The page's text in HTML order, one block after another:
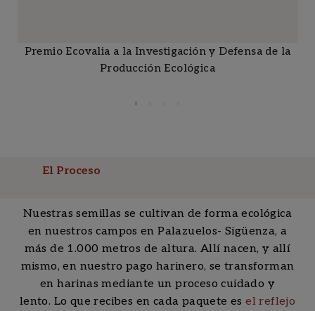
Premio Ecovalia a la Investigación y Defensa de la
Producción Ecológica
El Proceso
Nuestras semillas se cultivan de forma ecológica
en nuestros campos en Palazuelos- Sigüenza, a
más de 1.000 metros de altura. Allí nacen, y allí
mismo, en nuestro pago harinero, se transforman
en harinas mediante un proceso cuidado y
lento. Lo que recibes en cada paquete esel reflejo